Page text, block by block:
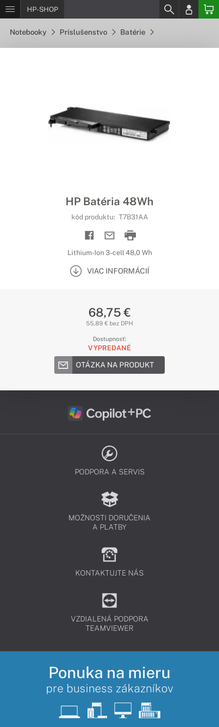
HP-SHOP
Notebooky Príslušenstvo Batérie
HP Batéria 48Wh
kód produktu: T7B31AA
Lithium-Ion 3-cell 48,0 Wh
VIAC INFORMÁCIÍ
68,75 €
55,89 € bez DPH
Dostupnosť:
VYPREDANÉ
OTÁZKA NA PRODUKT
PODPORA A SERVIS
MOŽNOSTI DORUČENIA
A PLATBY
KONTAKTUJTE NÁS
VZDIALENÁ PODPORA
TEAMVIEWER
Ponuka na mieru
pre business zákazníkov